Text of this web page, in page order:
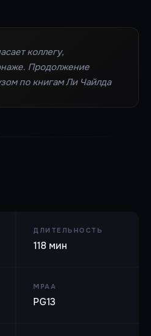
коллегу,
Продолжение
по книгам Ли Чайлда
ДЛИТЕЛЬНОСТЬ
118 мин
MPAA
PG13